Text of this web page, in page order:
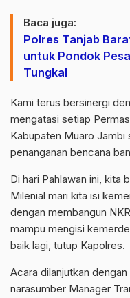
Baca juga:
Polres Tanjab
untuk Pondok
Tungkal
Kami terus bersinergi
mengatasi setiap
Kabupaten Muaro Jambi
penanganan bencana
Di hari Pahlawan ini, kita
Milenial mari kita isi
dengan membangun
mampu mengisi
baik lagi, tutup Kapolres.
Acara dilanjutkan
narasumber Manager